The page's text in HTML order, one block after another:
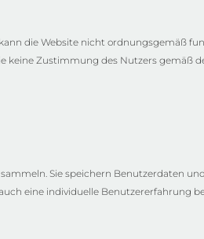
die Website nicht ordnungsgemäß
Zustimmung des Nutzers gemäß
Sie speichern Benutzerdaten
eine individuelle Benutzererfahrung